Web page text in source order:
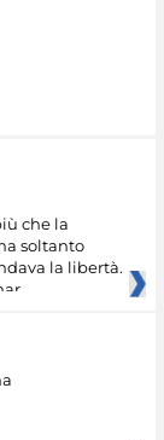
che la
soltanto
la libertà.